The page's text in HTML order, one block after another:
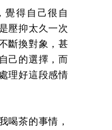
覺得自己很自
壓抑太久一次
斷換對象，甚
己的選擇，而
理好這段感情
喝茶的事情，